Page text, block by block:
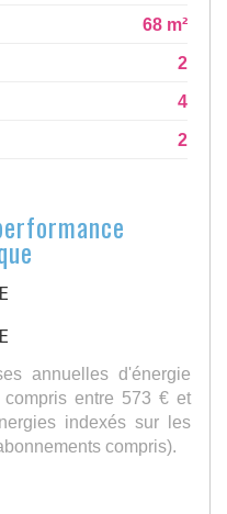
68 m²
2
4
2
annuelles d'énergie
entre 573 € et
indexés sur les
compris).